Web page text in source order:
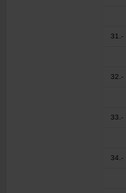
31.-
32.-
33.-
34.-